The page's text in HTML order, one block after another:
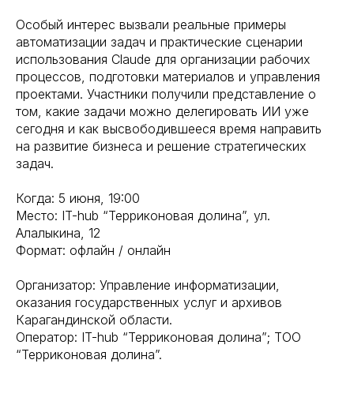
Особый интерес вызвали реальные примеры
автоматизации задач и практические сценарии
использования Claude для организации рабочих
процессов, подготовки материалов и управления
проектами. Участники получили представление о
том, какие задачи можно делегировать ИИ уже
сегодня и как высвободившееся время направить
на развитие бизнеса и решение стратегических
задач.
Когда: 5 июня, 19:00
Место: IT-hub “Терриконовая долина”, ул.
Алалыкина, 12
Формат: офлайн / онлайн
Организатор: Управление информатизации,
оказания государственных услуг и архивов
Карагандинской области.
Оператор: IT-hub “Терриконовая долина”; ТОО
“Терриконовая долина”.